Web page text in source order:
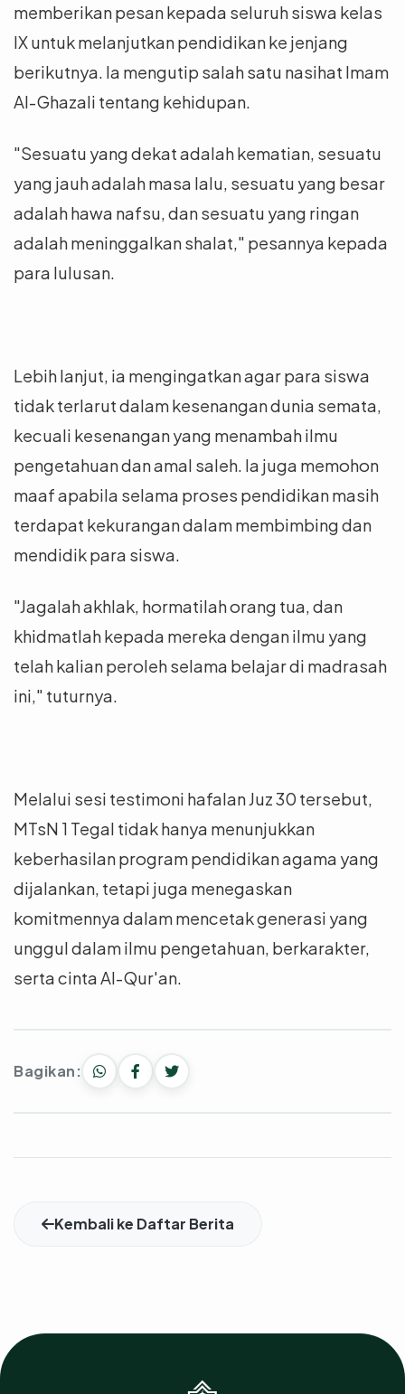
memberikan pesan kepada seluruh siswa kelas
IX untuk melanjutkan pendidikan ke jenjang
berikutnya. Ia mengutip salah satu nasihat Imam
Al-Ghazali tentang kehidupan.
"Sesuatu yang dekat adalah kematian, sesuatu
yang jauh adalah masa lalu, sesuatu yang besar
adalah hawa nafsu, dan sesuatu yang ringan
adalah meninggalkan shalat," pesannya kepada
para lulusan.
Lebih lanjut, ia mengingatkan agar para siswa
tidak terlarut dalam kesenangan dunia semata,
kecuali kesenangan yang menambah ilmu
pengetahuan dan amal saleh. Ia juga memohon
maaf apabila selama proses pendidikan masih
terdapat kekurangan dalam membimbing dan
mendidik para siswa.
"Jagalah akhlak, hormatilah orang tua, dan
khidmatlah kepada mereka dengan ilmu yang
telah kalian peroleh selama belajar di madrasah
ini," tuturnya.
Melalui sesi testimoni hafalan Juz 30 tersebut,
MTsN 1 Tegal tidak hanya menunjukkan
keberhasilan program pendidikan agama yang
dijalankan, tetapi juga menegaskan
komitmennya dalam mencetak generasi yang
unggul dalam ilmu pengetahuan, berkarakter,
serta cinta Al-Qur'an.
Bagikan:
Kembali ke Daftar Berita